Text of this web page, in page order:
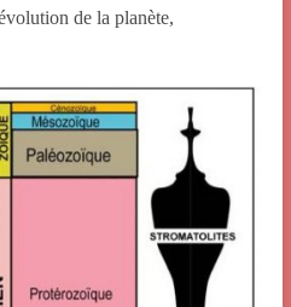
de la planète,